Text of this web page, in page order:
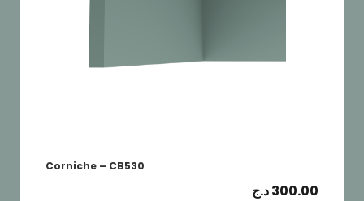
Corniche – CB530
300.00د.ج